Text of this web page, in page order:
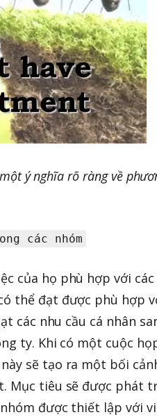
ý nghĩa rõ ràng về
các nhóm
của họ phù hợp với các
thể đạt được phù hợp
các nhu cầu cá nhân
ty. Khi có một cuộc
sẽ tạo ra một bối
Mục tiêu sẽ được phát
được thiết lập với